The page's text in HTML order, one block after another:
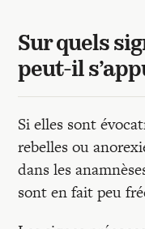
Sur quels
peut-il
Si elles sont
rebelles ou
dans les
sont en fait peu